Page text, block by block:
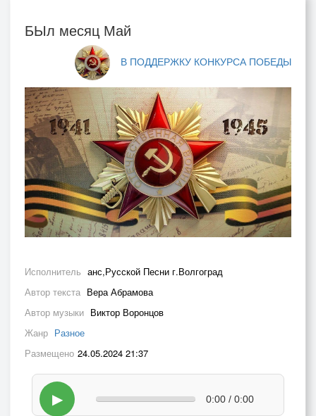
БЫл месяц Май
В ПОДДЕРЖКУ КОНКУРСА ПОБЕДЫ
Исполнитель анс,Русской Песни г.Волгоград
Автор текста Вера Абрамова
Автор музыки Виктор Воронцов
Жанр Разное
Размещено 24.05.2024 21:37
▶ 0:00 / 0:00